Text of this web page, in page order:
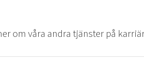
om våra andra tjänster på